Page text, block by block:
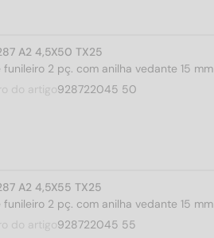
A2 4,5X50 TX25
funileiro 2 pç. com anilha vedante 15 mm
do artigo928722045 50
A2 4,5X55 TX25
funileiro 2 pç. com anilha vedante 15 mm
do artigo928722045 55